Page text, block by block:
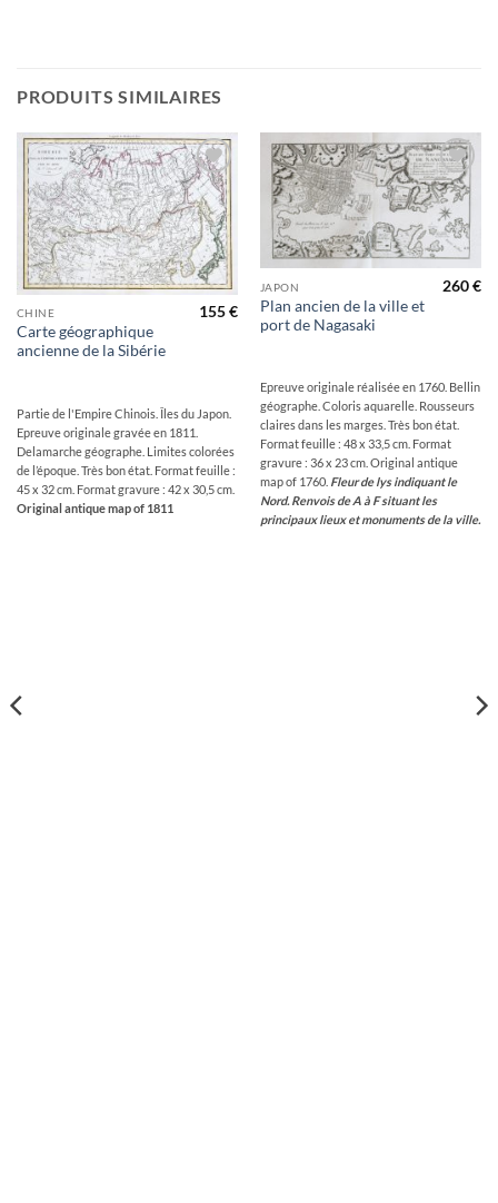
PRODUITS SIMILAIRES
Ajouter
à la
wishlist
CHINE
Carte géographique
ancienne de la Sibérie
155€
Partie de l'Empire Chinois. Îles du Japon.
Epreuve originale gravée en 1811.
Delamarche géographe. Limites colorées
de l’époque. Très bon état. Format feuille :
45 x 32 cm. Format gravure : 42 x 30,5 cm.
Original antique map of 1811
Ajouter
à la
wishlist
JAPON
Plan ancien de la ville et
port de Nagasaki
260€
Epreuve originale réalisée en 1760. Bellin
géographe. Coloris aquarelle. Rousseurs
claires dans les marges. Très bon état.
Format feuille : 48 x 33,5 cm. Format
gravure : 36 x 23 cm. Original antique
map of 1760. Fleur de lys indiquant le
Nord. Renvois de A à F situant les
principaux lieux et monuments de la ville.